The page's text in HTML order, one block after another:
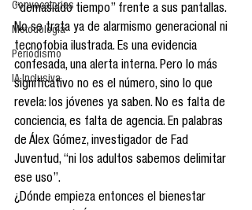
Convocatorias
Metodología
Periodismo
IA Inclusiva
“demasiado tiempo” frente a sus pantallas.
No se trata ya de alarmismo generacional ni
tecnofobia ilustrada. Es una evidencia
confesada, una alerta interna. Pero lo más
significativo no es el número, sino lo que
revela: los jóvenes ya saben. No es falta de
conciencia, es falta de agencia. En palabras
de Álex Gómez, investigador de Fad
Juventud, “ni los adultos sabemos delimitar
ese uso”.
¿Dónde empieza entonces el bienestar